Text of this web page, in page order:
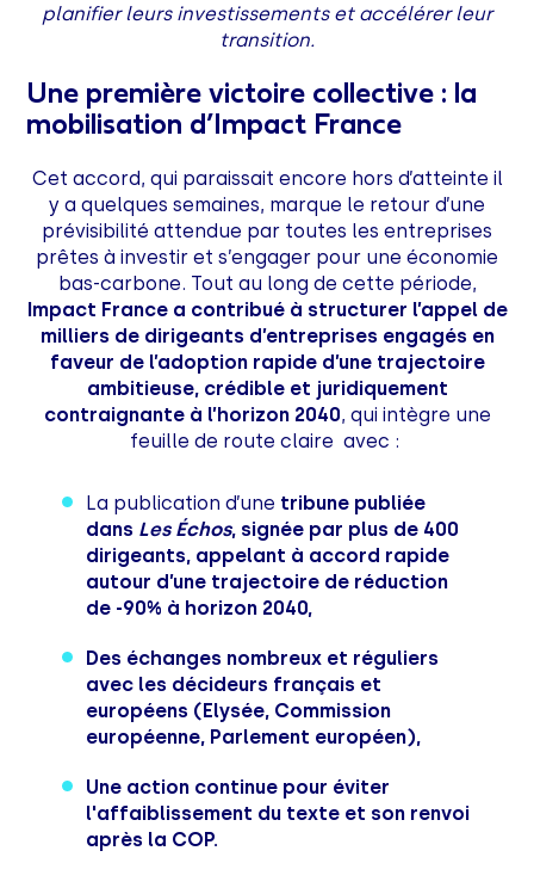
planifier leurs investissements et accélérer leur
transition.
Une première victoire collective : la
mobilisation d’Impact France
Cet accord, qui paraissait encore hors d’atteinte il
y a quelques semaines, marque le retour d’une
prévisibilité attendue par toutes les entreprises
prêtes à investir et s’engager pour une économie
bas-carbone. Tout au long de cette période,
Impact France a contribué à structurer l’appel de
milliers de dirigeants d’entreprises engagés en
faveur de l’adoption rapide d’une trajectoire
ambitieuse, crédible et juridiquement
contraignante à l’horizon 2040, qui intègre une
feuille de route claire avec :
La publication d’une tribune publiée
dans Les Échos, signée par plus de 400
dirigeants, appelant à accord rapide
autour d’une trajectoire de réduction
de -90% à horizon 2040,
Des échanges nombreux et réguliers
avec les décideurs français et
européens (Elysée, Commission
européenne, Parlement européen),
Une action continue pour éviter
l'affaiblissement du texte et son renvoi
après la COP.